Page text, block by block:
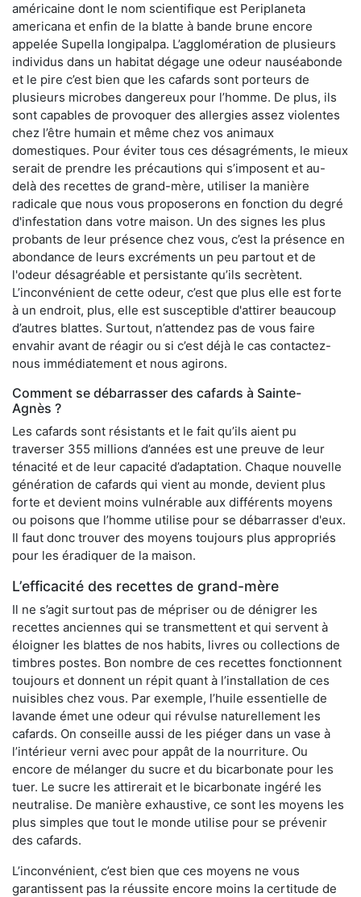
américaine dont le nom scientifique est Periplaneta
americana et enfin de la blatte à bande brune encore
appelée Supella longipalpa. L’agglomération de plusieurs
individus dans un habitat dégage une odeur nauséabonde
et le pire c’est bien que les cafards sont porteurs de
plusieurs microbes dangereux pour l’homme. De plus, ils
sont capables de provoquer des allergies assez violentes
chez l’être humain et même chez vos animaux
domestiques. Pour éviter tous ces désagréments, le mieux
serait de prendre les précautions qui s’imposent et au-
delà des recettes de grand-mère, utiliser la manière
radicale que nous vous proposerons en fonction du degré
d'infestation dans votre maison. Un des signes les plus
probants de leur présence chez vous, c’est la présence en
abondance de leurs excréments un peu partout et de
l'odeur désagréable et persistante qu’ils secrètent.
L’inconvénient de cette odeur, c’est que plus elle est forte
à un endroit, plus, elle est susceptible d'attirer beaucoup
d’autres blattes. Surtout, n’attendez pas de vous faire
envahir avant de réagir ou si c’est déjà le cas contactez-
nous immédiatement et nous agirons.
Comment se débarrasser des cafards à Sainte-
Agnès ?
Les cafards sont résistants et le fait qu’ils aient pu
traverser 355 millions d’années est une preuve de leur
ténacité et de leur capacité d’adaptation. Chaque nouvelle
génération de cafards qui vient au monde, devient plus
forte et devient moins vulnérable aux différents moyens
ou poisons que l’homme utilise pour se débarrasser d'eux.
Il faut donc trouver des moyens toujours plus appropriés
pour les éradiquer de la maison.
L’efficacité des recettes de grand-mère
Il ne s’agit surtout pas de mépriser ou de dénigrer les
recettes anciennes qui se transmettent et qui servent à
éloigner les blattes de nos habits, livres ou collections de
timbres postes. Bon nombre de ces recettes fonctionnent
toujours et donnent un répit quant à l’installation de ces
nuisibles chez vous. Par exemple, l’huile essentielle de
lavande émet une odeur qui révulse naturellement les
cafards. On conseille aussi de les piéger dans un vase à
l’intérieur verni avec pour appât de la nourriture. Ou
encore de mélanger du sucre et du bicarbonate pour les
tuer. Le sucre les attirerait et le bicarbonate ingéré les
neutralise. De manière exhaustive, ce sont les moyens les
plus simples que tout le monde utilise pour se prévenir
des cafards.
L’inconvénient, c’est bien que ces moyens ne vous
garantissent pas la réussite encore moins la certitude de